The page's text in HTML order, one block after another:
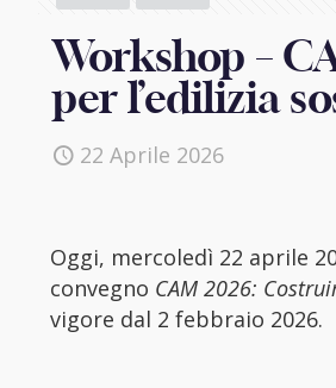
Workshop –
per l’edilizia
22 Aprile 2026
Oggi, mercoledì 22 aprile
convegno CAM 2026:
vigore dal 2 febbraio 2026.